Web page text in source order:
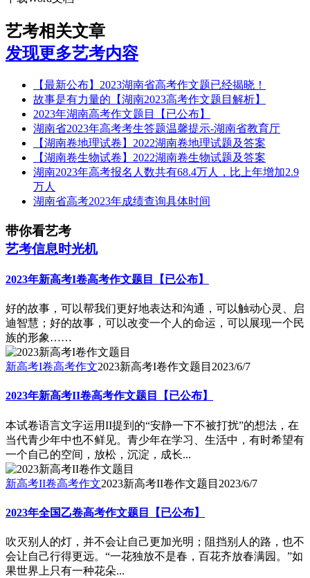
艺考相关文章
发现更多艺考内容
【最新公布】2023湖南省高考作文题已经揭晓！
故事是有力量的【湖南2023高考作文题目解析】
2023年湖南高考作文题目【已公布】
湖南省2023年高考考生答题温馨提示-湖南省教育厅
【湖南卷地理试卷】2022湖南卷地理试题及答案
【湖南卷生物试卷】2022湖南卷生物试题及答案
湖南2023年高考报名人数共有68.4万人，比上年增加2.9
万人
湖南省高考2023年成绩查询具体时间
带你看艺考
艺考信息时光机
2023年新高考I卷高考作文题目【已公布】
好的故事，可以帮我们更好地表达和沟通，可以触动心灵、启
迪智慧；好的故事，可以改变一个人的命运，可以展现一个民
族的形象……
新高考I卷高考作文2023新高考I卷作文题目 2023/6/7
2023年新高考II卷高考作文题目【已公布】
本试卷语言文字运用II提到的“安静一下不被打扰”的想法，在
当代青少年中也不鲜见。青少年在学习、生活中，有时希望有
一个自己的空间，放松，沉淀，成长...
新高考II卷高考作文2023新高考II卷作文题目 2023/6/7
2023年全国乙卷高考作文题目【已公布】
吹灭别人的灯，并不会让自己更加光明；阻挡别人的路，也不
会让自己行得更远。“一花独放不是春，百花齐放春满园。”如
果世界上只有一种花朵...